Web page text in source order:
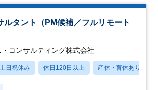
ルタント（PM候補／フルリモート
コンサルティング株式会社
土日祝休み 休日120日以上 産休・育休あり